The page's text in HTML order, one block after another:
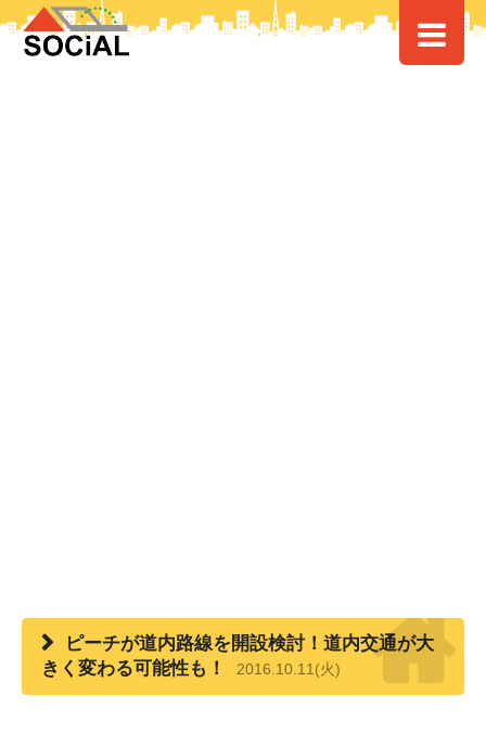
HOME>> ピーチが道内路線を開設検討！道内交通が大きく変わる可能性
も！
ピーチが道内路線を開設検討！道内交通が大
きく変わる可能性も！
2016.10.11(火)